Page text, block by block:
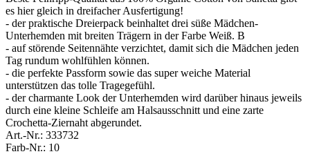
es hier gleich in dreifacher Ausfertigung!
- der praktische Dreierpack beinhaltet drei süße Mädchen-
Unterhemden mit breiten Trägern in der Farbe Weiß. B
- auf störende Seitennähte verzichtet, damit sich die Mädchen jeden
Tag rundum wohlfühlen können.
- die perfekte Passform sowie das super weiche Material
unterstützen das tolle Tragegefühl.
- der charmante Look der Unterhemden wird darüber hinaus jeweils
durch eine kleine Schleife am Halsausschnitt und eine zarte
Crochetta-Ziernaht abgerundet.
Art.-Nr.: 333732
Farb-Nr.: 10